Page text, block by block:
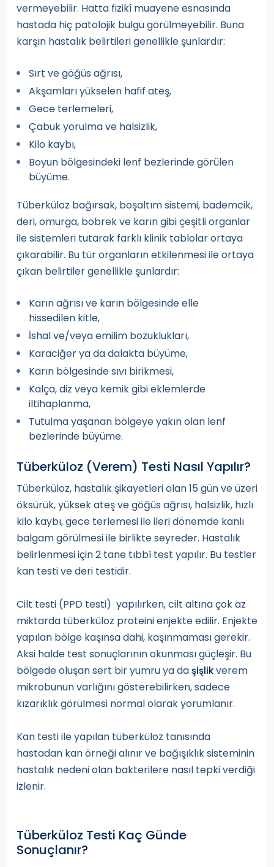
vermeyebilir. Hatta fizikî muayene esnasında
hastada hiç patolojik bulgu görülmeyebilir. Buna
karşın hastalık belirtileri genellikle şunlardır:
Sırt ve göğüs ağrısı,
Akşamları yükselen hafif ateş,
Gece terlemeleri,
Çabuk yorulma ve halsizlik,
Kilo kaybı,
Boyun bölgesindeki lenf bezlerinde görülen
büyüme.
Tüberküloz bağırsak, boşaltım sistemi, bademcik,
deri, omurga, böbrek ve karın gibi çeşitli organlar
ile sistemleri tutarak farklı klinik tablolar ortaya
çıkarabilir. Bu tür organların etkilenmesi ile ortaya
çıkan belirtiler genellikle şunlardır:
Karın ağrısı ve karın bölgesinde elle
hissedilen kitle,
İshal ve/veya emilim bozuklukları,
Karaciğer ya da dalakta büyüme,
Karın bölgesinde sıvı birikmesi,
Kalça, diz veya kemik gibi eklemlerde
iltihaplanma,
Tutulma yaşanan bölgeye yakın olan lenf
bezlerinde büyüme.
Tüberküloz (Verem) Testi Nasıl Yapılır?
Tüberküloz, hastalık şikayetleri olan 15 gün ve üzeri
öksürük, yüksek ateş ve göğüs ağrısı, halsizlik, hızlı
kilo kaybı, gece terlemesi ile ileri dönemde kanlı
balgam görülmesi ile birlikte seyreder. Hastalık
belirlenmesi için 2 tane tıbbî test yapılır. Bu testler
kan testi ve deri testidir.
Cilt testi (PPD testi) yapılırken, cilt altına çok az
miktarda tüberküloz proteini enjekte edilir. Enjekte
yapılan bölge kaşınsa dahi, kaşınmaması gerekir.
Aksi halde test sonuçlarının okunması güçleşir. Bu
bölgede oluşan sert bir yumru ya daşişlikverem
mikrobunun varlığını gösterebilirken, sadece
kızarıklık görülmesi normal olarak yorumlanır.
Kan testi ile yapılan tüberküloz tanısında
hastadan kan örneği alınır ve bağışıklık sisteminin
hastalık nedeni olan bakterilere nasıl tepki verdiği
izlenir.
Tüberküloz Testi Kaç Günde
Sonuçlanır?